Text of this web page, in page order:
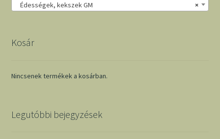
×
Édességek, kekszek GM
Kosár
Nincsenek termékek a kosárban.
Legutóbbi bejegyzések